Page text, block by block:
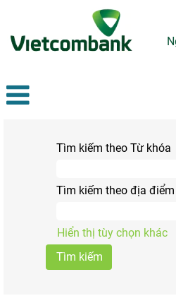
Tìm kiếm theo Từ khóa
Tìm kiếm theo địa điểm
Hiển thị tùy chọn khác